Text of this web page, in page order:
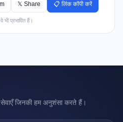
𝕏 Share 📋 लिंक कॉपी करें
प्रभावित हैं।
सेवाएँ जिनकी हम अनुशंसा करते हैं।